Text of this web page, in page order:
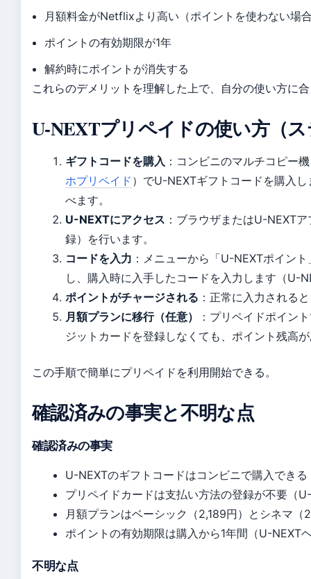
月額料金がNetflixより高い（ポイントを使わない場
ポイントの有効期限が1年
解約時にポイントが消失する
これらのデメリットを理解した上で、自分の使い方に
U-NEXTプリペイドの使い方（
ギフトコードを購入 ：コンビニのマルチコピー
ホプリペイド ）でU-NEXTギフトコードを購入
べます。
U-NEXTにアクセス ：ブラウザまたはU-NEXT
録）を行います。
コードを入力 ：メニューから「U-NEXTポイン
し、購入時に入手したコードを入力します（U-
ポイントがチャージされる ：正常に入力される
月額プランに移行（任意）
：プリペイドポイン
ジットカードを登録しなくても、ポイント残高
この手順で簡単にプリペイドを利用開始できる。
確認済みの事実と不明な点
確認済みの事実
U-NEXTのギフトコードはコンビニで購入でき
プリペイドカードは支払い方法の登録が不要（
月額プランはベーシック（2,189円）とシネマ
ポイントの有効期限は購入から1年間（U-NEXT
不明な点